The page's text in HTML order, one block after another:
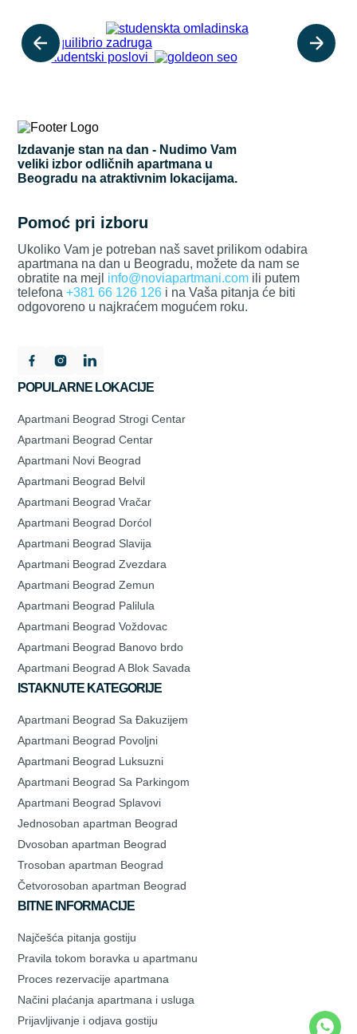
Izdavanje stan na dan - Nudimo Vam
veliki izbor odličnih apartmana u
Beogradu na atraktivnim lokacijama.
Pomoć pri izboru
Ukoliko Vam je potreban naš savet prilikom odabira
apartmana na dan u Beogradu, možete da nam se
obratite na mejl info@noviapartmani.com ili putem
telefona+381 66 126 126 i na Vaša pitanja će biti
odgovoreno u najkraćem mogućem roku.
POPULARNE LOKACIJE
Apartmani Beograd Strogi Centar
Apartmani Beograd Centar
Apartmani Novi Beograd
Apartmani Beograd Belvil
Apartmani Beograd Vračar
Apartmani Beograd Dorćol
Apartmani Beograd Slavija
Apartmani Beograd Zvezdara
Apartmani Beograd Zemun
Apartmani Beograd Palilula
Apartmani Beograd Voždovac
Apartmani Beograd Banovo brdo
Apartmani Beograd A Blok Savada
ISTAKNUTE KATEGORIJE
Apartmani Beograd Sa Đakuzijem
Apartmani Beograd Povoljni
Apartmani Beograd Luksuzni
Apartmani Beograd Sa Parkingom
Apartmani Beograd Splavovi
Jednosoban apartman Beograd
Dvosoban apartman Beograd
Trosoban apartman Beograd
Četvorosoban apartman Beograd
BITNE INFORMACIJE
Najčešća pitanja gostiju
Pravila tokom boravka u apartmanu
Proces rezervacije apartmana
Načini plaćanja apartmana i usluga
Prijavljivanje i odjava gostiju